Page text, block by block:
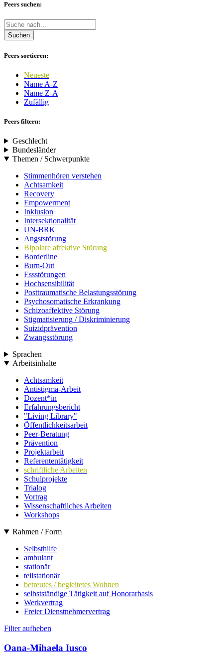
Peers suchen:
Suchen
Peers sortieren:
Neueste
Name A-Z
Name Z-A
Zufällig
Peers filtern:
Geschlecht
Bundesländer
Themen / Schwerpunkte
Stimmenhören verstehen
Achtsamkeit
Recovery
Empowerment
Inklusion
Intersektionalität
UN-BRK
Angststörung
Bipolare affektive Störung
Borderline
Burn-Out
Essstörungen
Hochsensibilität
Posttraumatische Belastungsstörung
Psychosomatische Erkrankung
Schizoaffektive Störung
Stigmatisierung / Diskriminierung
Suizidprävention
Zwangsstörung
Sprachen
Arbeitsinhalte
Achtsamkeit
Antistigma-Arbeit
Dozent*in
Erfahrungsbericht
"Living Library"
Öffentlichkeitsarbeit
Peer-Beratung
Prävention
Projektarbeit
Referententätigkeit
schriftliche Arbeiten
Schulprojekte
Trialog
Vortrag
Wissenschaftliches Arbeiten
Workshops
Rahmen / Form
Selbsthilfe
ambulant
stationär
teilstationär
betreutes / begleitetes Wohnen
selbstständige Tätigkeit auf Honorarbasis
Werkvertrag
Freier Dienstnehmervertrag
Filter aufheben
Oana-Mihaela Iusco